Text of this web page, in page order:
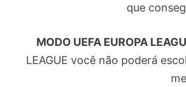
que
MODO UEFA EUROPA
LEAGUE você não poderá